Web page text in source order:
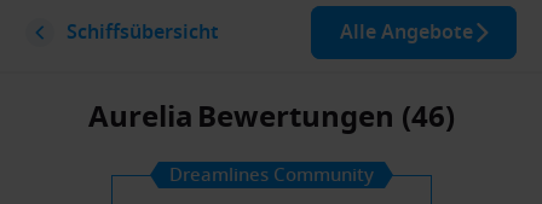
Schiffsübersicht Alle Angebote
AureliaBewertungen (46)
Dreamlines Community